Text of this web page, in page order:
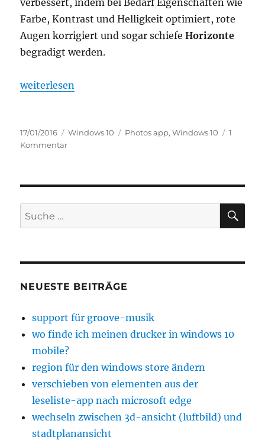
verbessert, indem bei Bedarf Eigenschaften wie
Farbe, Kontrast und Helligkeit optimiert, rote
Augen korrigiert und sogar schiefeHorizonte
begradigt werden.
“wie funktioniert die funktion „verbessern“ in der
weiterlesen
Veröffentlicht
am
17/01/2016 Kategorien
Windows 10 Tags
Photos app,Windows 10
1
Kommentarzu
„verbessern“
der
Suche
nach:
NEUESTE BEITRÄGE
support für groove-musik
wo finde ich meinen drucker in windows 10
mobile?
region für den windows store ändern
verschieben von elementen aus der
leseliste-app nach microsoft edge
wechseln zwischen 3d-ansicht (luftbild) und
stadtplanansicht